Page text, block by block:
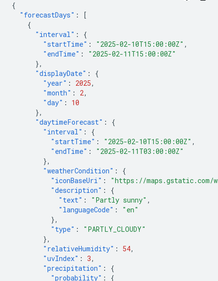
{
"forecastDays" :
[
{
"interval" :
{
"startTime" : "2025-02-10T15:00:00Z" ,
"endTime" :
"2025-02-11T15:00:00Z"
},
"displayDate" :
{
"year" : 2025,
"month" : 2,
"day" :
10
},
"daytimeForecast" :
{
"interval" :
{
"startTime" : "2025-02-10T15:00:00Z" ,
"endTime" :
"2025-02-11T03:00:00Z"
},
"weatherCondition" :
{
"iconBaseUri" :
"https://maps.gstatic.com/
"description" :
{
"text" : "Partly sunny" ,
"languageCode" :
"en"
},
"type" :
"PARTLY_CLOUDY"
},
"relativeHumidity" : 54,
"uvIndex" : 3,
"precipitation" :
{
"probability" :
{